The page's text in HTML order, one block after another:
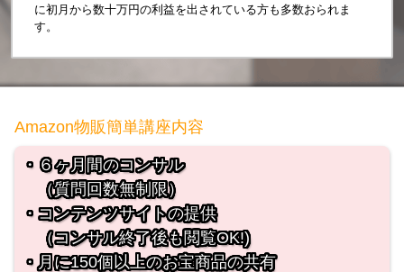
に初月から数十万円の利益を出されている方も多数おられま
す。
Amazon物販簡単講座内容
・６ヶ月間のコンサル
（質問回数無制限）
・コンテンツサイトの提供
（コンサル終了後も閲覧OK!)
・月に150個以上のお宝商品の共有